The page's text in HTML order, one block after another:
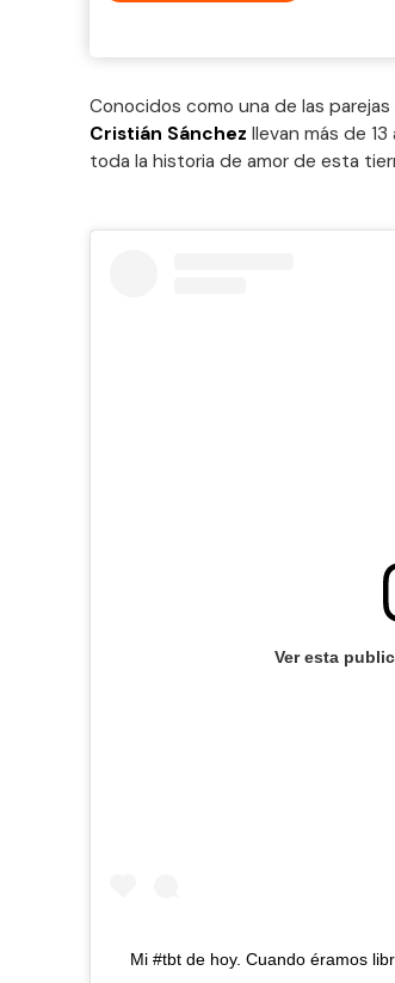
Conocidos como una de las
Cristián Sánchez llevan más de
toda la historia de amor de esta
Ver esta
Mi #tbt de hoy. Cuando éramos